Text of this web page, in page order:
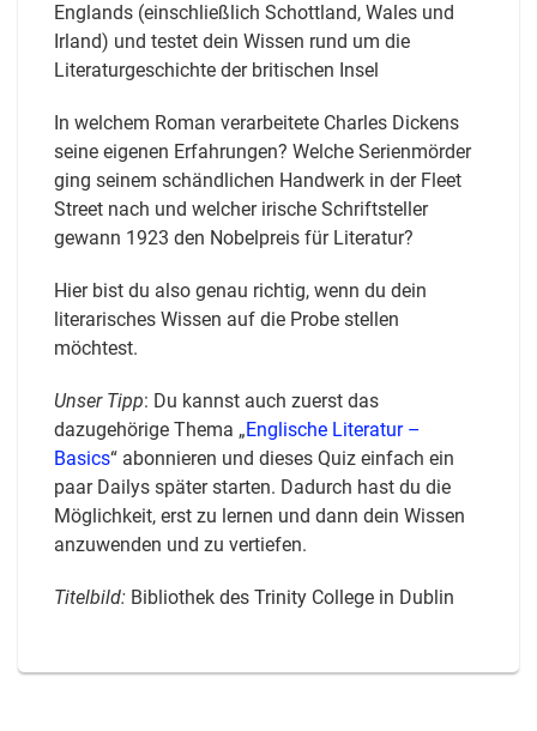
Englands (einschließlich Schottland, Wales und
Irland) und testet dein Wissen rund um die
Literaturgeschichte der britischen Insel
In welchem Roman verarbeitete Charles Dickens
seine eigenen Erfahrungen? Welche Serienmörder
ging seinem schändlichen Handwerk in der Fleet
Street nach und welcher irische Schriftsteller
gewann 1923 den Nobelpreis für Literatur?
Hier bist du also genau richtig, wenn du dein
literarisches Wissen auf die Probe stellen
möchtest.
Unser Tipp: Du kannst auch zuerst das
dazugehörige Thema „Englische Literatur –
Basics“ abonnieren und dieses Quiz einfach ein
paar Dailys später starten. Dadurch hast du die
Möglichkeit, erst zu lernen und dann dein Wissen
anzuwenden und zu vertiefen.
Titelbild: Bibliothek des Trinity College in Dublin